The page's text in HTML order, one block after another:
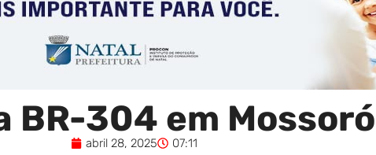
BR-304 em
abril 28, 2025 07:11